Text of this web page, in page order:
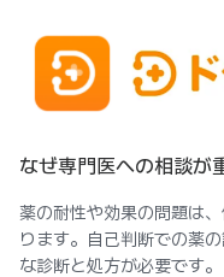
なぜ専門医への相談が
薬の耐性や効果の問題は
ります。自己判断での薬
な診断と処方が必要です。